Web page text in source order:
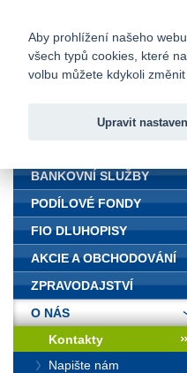
Fio
BANKOVNÍ SLUŽBY
PODÍLOVÉ FONDY
FIO DLUHOPISY
AKCIE A OBCHODOVÁNÍ
ZPRAVODAJSTVÍ
O NÁS
Kontakty
Napište nám
Aby prohlížení našeho
všech typů cookies, které
volbu můžete kdykoli
Upravit